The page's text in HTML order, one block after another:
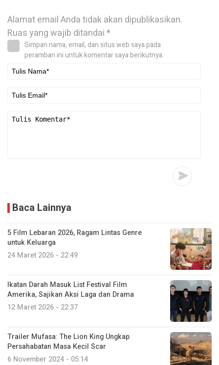
Alamat email Anda tidak akan dipublikasikan.
Ruas yang wajib ditandai*
Simpan nama, email, dan situs web saya pada
peramban ini untuk komentar saya berikutnya.
Baca Lainnya
5 Film Lebaran 2026, Ragam Lintas Genre
untuk Keluarga
24 Maret 2026 - 22:49
Ikatan Darah Masuk List Festival Film
Amerika, Sajikan Aksi Laga dan Drama
12 Maret 2026 - 22:37
Trailer Mufasa: The Lion King Ungkap
Persahabatan Masa Kecil Scar
6 November 2024 - 05:14